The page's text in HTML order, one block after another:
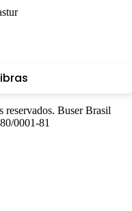
Buser Brasil
0001-81